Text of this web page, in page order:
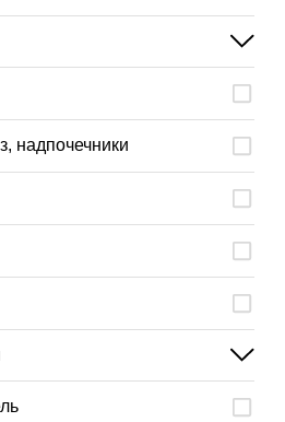
надпочечники